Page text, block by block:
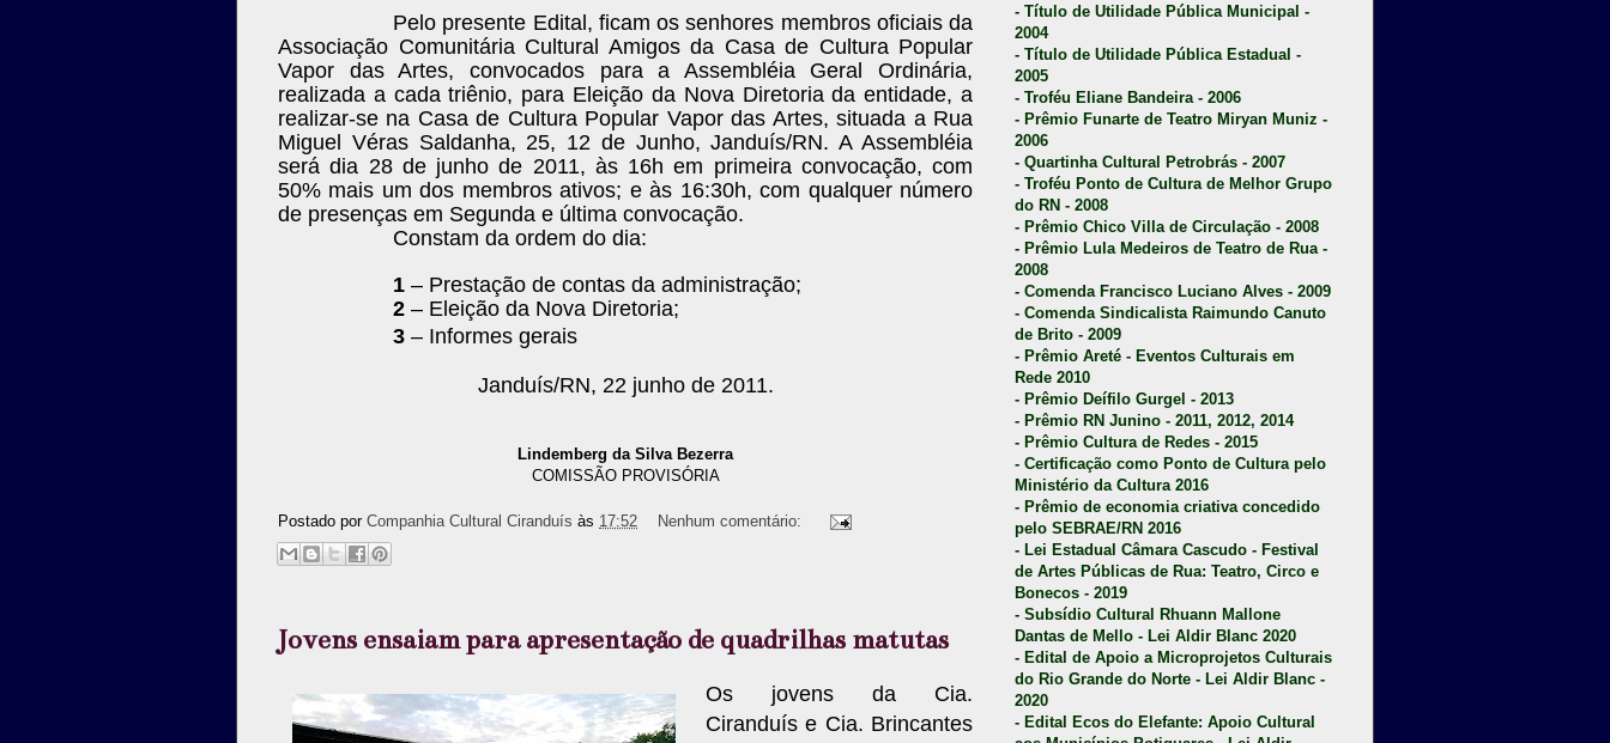
Pelo presente Edital, ficam os senhores membros oficiais da
Associação Comunitária Cultural Amigos da Casa de Cultura Popular
Vapor das Artes, convocados para a Assembléia Geral Ordinária,
realizada a cada triênio, para Eleição da Nova Diretoria da entidade, a
realizar-se na Casa de Cultura Popular Vapor das Artes, situada a Rua
Miguel Véras Saldanha, 25, 12 de Junho, Janduís/RN. A Assembléia
será dia 28 de junho de 2011, às 16h em primeira convocação, com
50% mais um dos membros ativos; e às 16:30h, com qualquer número
de presenças em Segunda e última convocação.
Constam da ordem do dia:
1 – Prestação de contas da administração;
2 – Eleição da Nova Diretoria;
3 – Informes gerais
Janduís/RN, 22 junho de 2011.
Lindemberg da Silva Bezerra
COMISSÃO PROVISÓRIA
Postado por Companhia Cultural Ciranduís às 17:52 Nenhum comentário:
Jovens ensaiam para apresentação de quadrilhas matutas
Os jovens da Cia.
Ciranduís e Cia. Brincantes
- Título de Utilidade Pública Municipal -
2004
- Título de Utilidade Pública Estadual -
2005
- Troféu Eliane Bandeira - 2006
- Prêmio Funarte de Teatro Miryan Muniz -
2006
- Quartinha Cultural Petrobrás - 2007
- Troféu Ponto de Cultura de Melhor Grupo
do RN - 2008
- Prêmio Chico Villa de Circulação - 2008
- Prêmio Lula Medeiros de Teatro de Rua -
2008
- Comenda Francisco Luciano Alves - 2009
- Comenda Sindicalista Raimundo Canuto
de Brito - 2009
- Prêmio Areté - Eventos Culturais em
Rede 2010
- Prêmio Deífilo Gurgel - 2013
- Prêmio RN Junino - 2011, 2012, 2014
- Prêmio Cultura de Redes - 2015
- Certificação como Ponto de Cultura pelo
Ministério da Cultura 2016
- Prêmio de economia criativa concedido
pelo SEBRAE/RN 2016
- Lei Estadual Câmara Cascudo - Festival
de Artes Públicas de Rua: Teatro, Circo e
Bonecos - 2019
- Subsídio Cultural Rhuann Mallone
Dantas de Mello - Lei Aldir Blanc 2020
- Edital de Apoio a Microprojetos Culturais
do Rio Grande do Norte - Lei Aldir Blanc -
2020
- Edital Ecos do Elefante: Apoio Cultural